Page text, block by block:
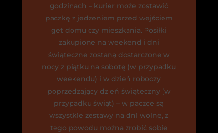
godzinach – kurier może zostawić
paczkę z jedzeniem przed wejściem
get domu czy mieszkania. Posiłki
zakupione na weekend i dni
świąteczne zostaną dostarczone w
nocy z piątku na sobotę (w przypadku
weekendu) i w dzień roboczy
poprzedzający dzień świąteczny (w
przypadku świąt) – w paczce są
wszystkie zestawy na dni wolne, z
tego powodu można zrobić sobie